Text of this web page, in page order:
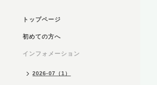
トップページ
初めての方へ
インフォメーション
2026-07（1）